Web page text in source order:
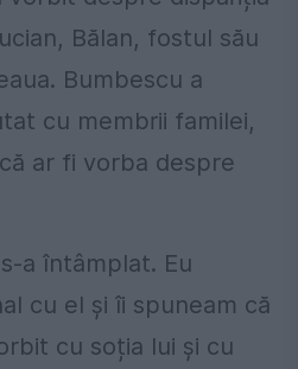
Bălan, fostul său
Bumbescu a
cu membrii familei,
ar fi vorba despre
a întâmplat. Eu
cu el și îi spuneam că
cu soția lui și cu